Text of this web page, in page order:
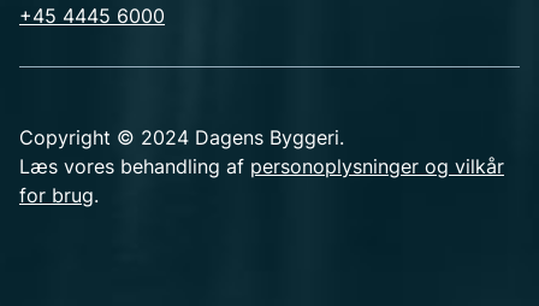
+45 4445 6000
Copyright © 2024 Dagens Byggeri.
Læs vores behandling af personoplysninger og vilkår
for brug.